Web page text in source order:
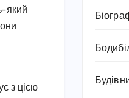
який
з цією